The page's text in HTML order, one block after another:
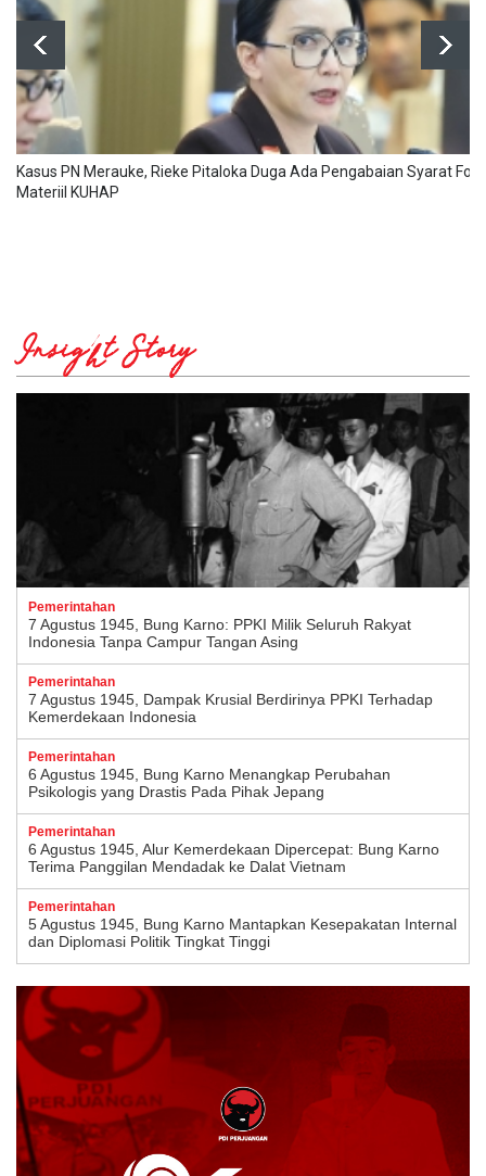
Kasus PN Merauke, Rieke Pitaloka Duga Ada Pengabaian Syarat
Materiil KUHAP
Insight Story
Pemerintahan
7 Agustus 1945, Bung Karno: PPKI Milik Seluruh Rakyat
Indonesia Tanpa Campur Tangan Asing
Pemerintahan
7 Agustus 1945, Dampak Krusial Berdirinya PPKI Terhadap
Kemerdekaan Indonesia
Pemerintahan
6 Agustus 1945, Bung Karno Menangkap Perubahan
Psikologis yang Drastis Pada Pihak Jepang
Pemerintahan
6 Agustus 1945, Alur Kemerdekaan Dipercepat: Bung Karno
Terima Panggilan Mendadak ke Dalat Vietnam
Pemerintahan
5 Agustus 1945, Bung Karno Mantapkan Kesepakatan Internal
dan Diplomasi Politik Tingkat Tinggi